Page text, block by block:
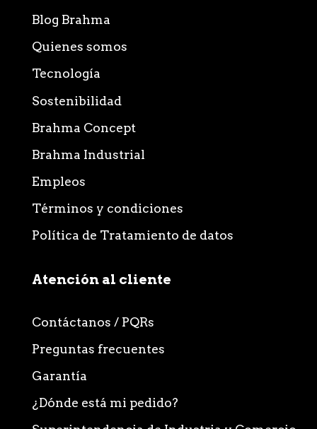
Blog Brahma
Quienes somos
Tecnología
Sostenibilidad
Brahma Concept
Brahma Industrial
Empleos
Términos y condiciones
Política de Tratamiento de datos
Atención al cliente
Contáctanos / PQRs
Preguntas frecuentes
Garantía
¿Dónde está mi pedido?